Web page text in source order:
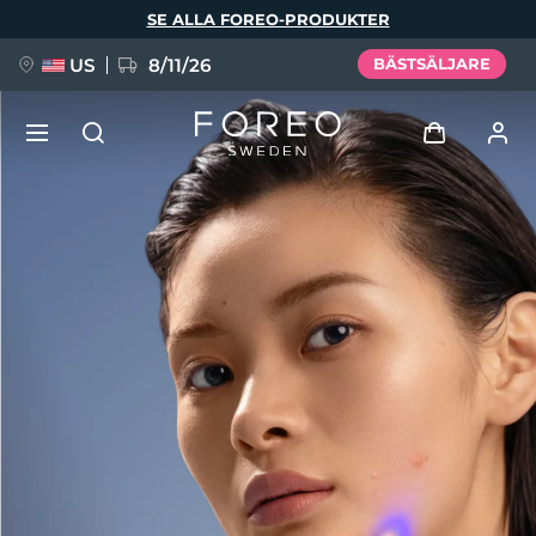
SE ALLA FOREO-PRODUKTER
US 8/11/26 BÄSTSÄLJARE
Logga in
Användarprofil
Mina enheter
Mina beställningar
Mina adresser
Mina prenumerationer
FAQ™ Pure Beauty-Tech Elixir
BREAKING NEWS
issa™ Teeth Whitening Set
Deutsch
Español
Italiano
Svenska
简体中文 繁體中文